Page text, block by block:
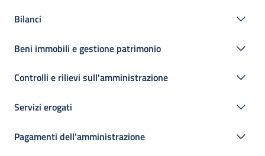
Bilanci
Beni immobili e gestione patrimonio
Controlli e rilievi sull'amministrazione
Servizi erogati
Pagamenti dell'amministrazione